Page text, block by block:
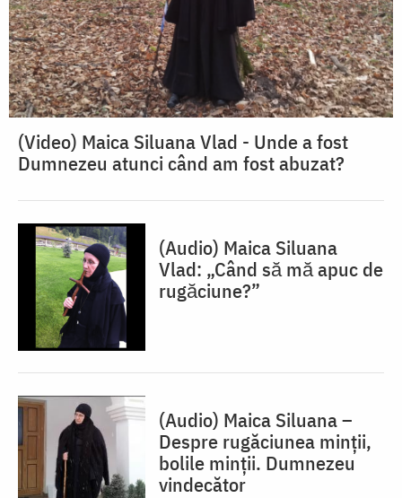
(Video) Maica Siluana Vlad - Unde a fost
Dumnezeu atunci când am fost abuzat?
(Audio) Maica Siluana
Vlad: „Când să mă apuc de
rugăciune?”
(Audio) Maica Siluana –
Despre rugăciunea minții,
bolile minții. Dumnezeu
vindecător